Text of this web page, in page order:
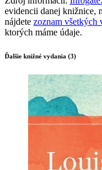
evidencii danej knižnice,
nájdete zoznam všetkých
ktorých máme údaje.
Ďalšie knižné vydania (3)